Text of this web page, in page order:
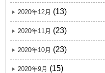
2020年12月 (13)
2020年11月 (23)
2020年10月 (23)
2020年9月 (15)